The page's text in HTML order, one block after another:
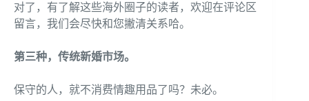
对了，有了解这些海外圈子的读者，欢迎在评论区
留言，我们会尽快和您撇清关系哈。
第三种，传统新婚市场。
保守的人，就不消费情趣用品了吗？未必。